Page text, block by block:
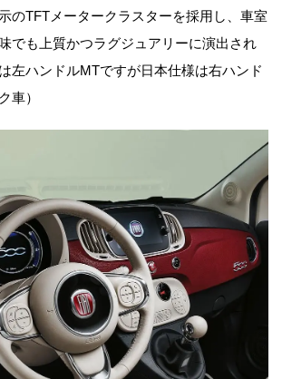
のTFTメータークラスターを採用し、車室
でも上質かつラグジュアリーに演出され
左ハンドルMTですが日本仕様は右ハンド
車）